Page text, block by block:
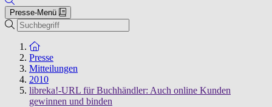
Presse-Menü
Suche
Zur Startseite
Presse
Mitteilungen
2010
libreka!-URL für Buchhändler: Auch online Kunden
gewinnen und binden